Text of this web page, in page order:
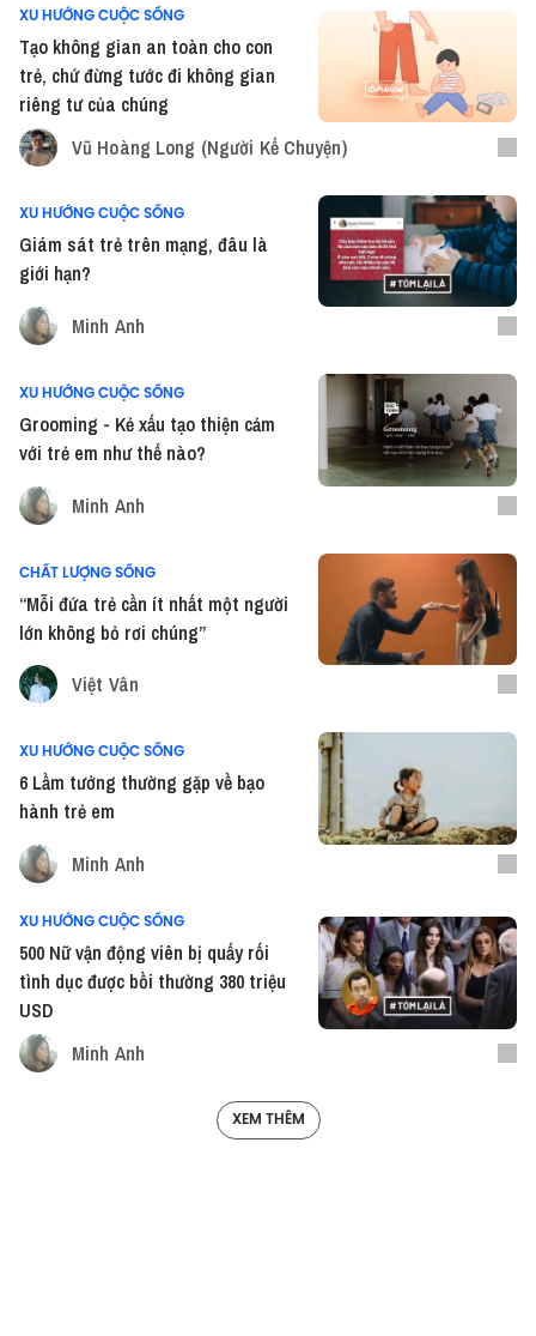
XU HƯỚNG CUỘC SỐNG
Tạo không gian an toàn cho con
trẻ, chứ đừng tước đi không gian
riêng tư của chúng
Vũ Hoàng Long (Người Kể Chuyện)
XU HƯỚNG CUỘC SỐNG
Giám sát trẻ trên mạng, đâu là
giới hạn?
Minh Anh
XU HƯỚNG CUỘC SỐNG
Grooming - Kẻ xấu tạo thiện cảm
với trẻ em như thế nào?
Minh Anh
CHẤT LƯỢNG SỐNG
“Mỗi đứa trẻ cần ít nhất một người
lớn không bỏ rơi chúng”
Việt Vân
XU HƯỚNG CUỘC SỐNG
6 Lầm tưởng thường gặp về bạo
hành trẻ em
Minh Anh
XU HƯỚNG CUỘC SỐNG
500 Nữ vận động viên bị quấy rối
tình dục được bồi thường 380 triệu
USD
Minh Anh
XEM THÊM